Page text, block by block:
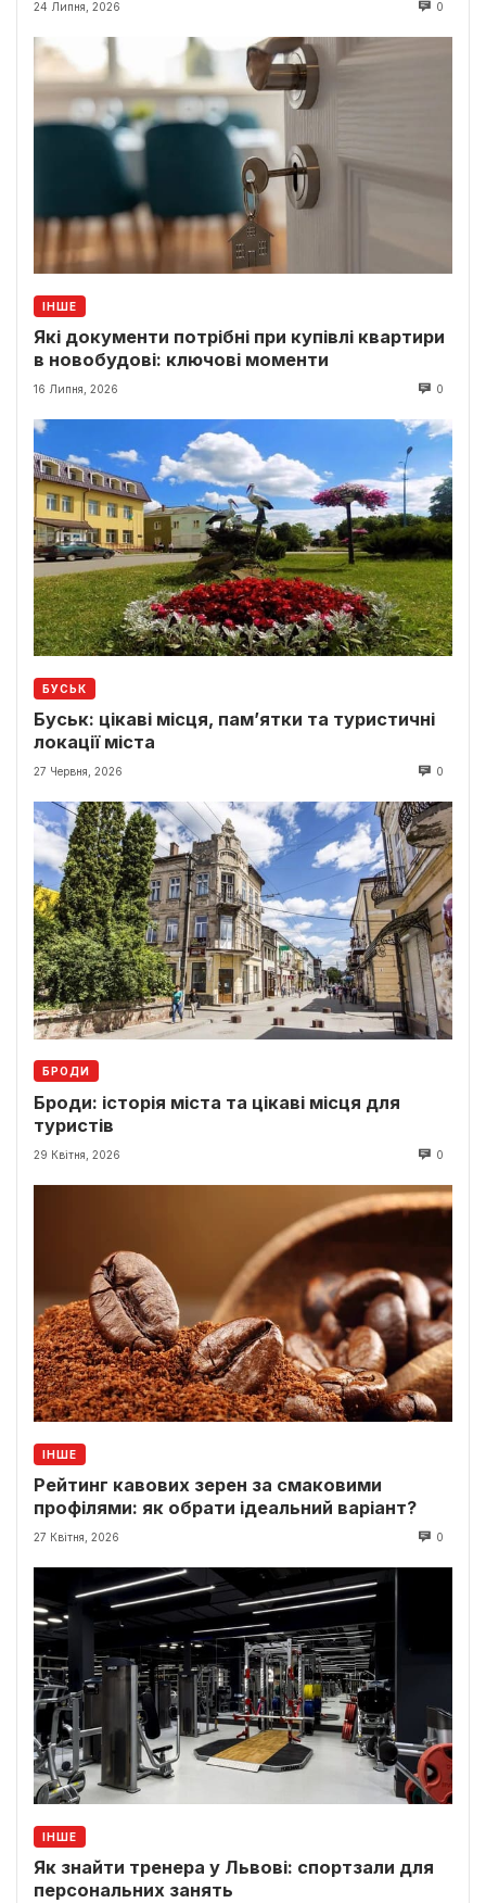
24 Липня, 2026 0
ІНШЕ
Які документи потрібні при купівлі квартири
в новобудові: ключові моменти
16 Липня, 2026 0
БУСЬК
Буськ: цікаві місця, пам’ятки та туристичні
локації міста
27 Червня, 2026 0
БРОДИ
Броди: історія міста та цікаві місця для
туристів
29 Квітня, 2026 0
ІНШЕ
Рейтинг кавових зерен за смаковими
профілями: як обрати ідеальний варіант?
27 Квітня, 2026 0
ІНШЕ
Як знайти тренера у Львові: спортзали для
персональних занять